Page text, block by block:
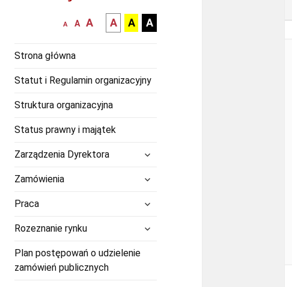
mniejsza
A
normalna
A
większa-
czcionka
A
kontrast
czarny
białym
A
kontrast
czarny
zółtym
A
kontrast
żółty
A
Strona główna
Statut i Regulamin organizacyjny
Struktura organizacyjna
Status prawny i majątek
Zarządzenia Dyrektora
rozwiń
menu
Zamówienia
Praca
Rozeznanie rynkurozwiń
menu
potomne
Plan postępowań o udzielenie
zamówień publicznych